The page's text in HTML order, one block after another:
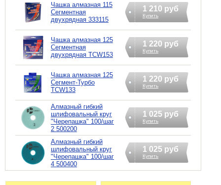
Чашка алмазная 115
Сегментная
двухрядная 333115
1 210 руб
Купить
Чашка алмазная 125
Сегментная
двухрядная TCW153
1 220 руб
Купить
Чашка алмазная 125
Сегмент-Турбо
TCW133
1 220 руб
Купить
Алмазный гибкий
шлифовальный круг
"Черепашка" 100/шаг
2 500200
1 025 руб
Купить
Алмазный гибкий
шлифовальный круг
"Черепашка" 100/шаг
4 500400
1 025 руб
Купить